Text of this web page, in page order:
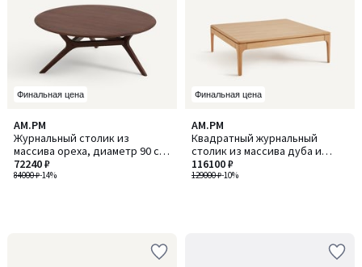
Финальная цена
AM.PM
Журнальный столик из
массива ореха, диаметр 90 см,
MARICIELO / МАРИСИЕЛО
84000 ₽-14%
72240 ₽
Финальная цена
AM.PM
Квадратный журнальный
столик из массива дуба и
шпона, 2 выдвижных ящика,
SANARA / САНАРА
129000 ₽-10%
116100 ₽